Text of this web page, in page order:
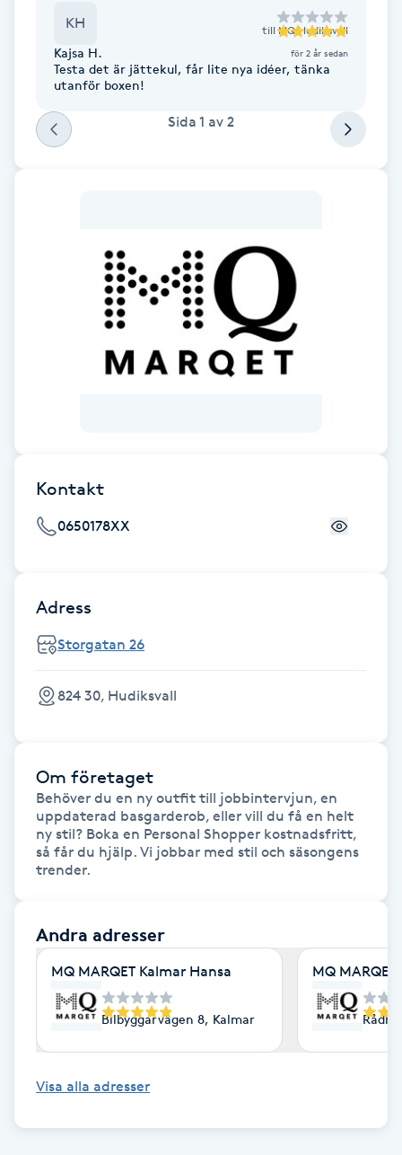
Damklippning
Dermapen
Diamantslipning
Enzympeeling
Extensions borttagning
Faceliftmassage
Fet hårbotten
Fibromassage
Fotmassage
Fotsvamp
Fotvård
Fransborttagning
Fransfärgning
Fransförlängning Megavolym
KH till MQ Hudiksvall
Kajsa H. för 2 år sedan
Testa det är jättekul, får lite nya idéer, tänka
utanför boxen!
Sida 1 av 2
Kontakt
0650178XX
Adress
Storgatan 26
824 30, Hudiksvall
Om företaget
Behöver du en ny outfit till jobbintervjun, en
uppdaterad basgarderob, eller vill du få en helt
ny stil? Boka en Personal Shopper kostnadsfritt,
så får du hjälp. Vi jobbar med stil och säsongens
trender.
Andra adresser
MQ MARQET Kalmar Hansa
Bilbyggarvägen 8, Kalmar
MQ
Visa alla adresser